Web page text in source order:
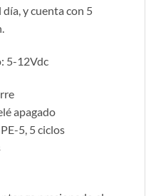
y cuenta con 5
5-12Vdc
apagado
5, 5 ciclos